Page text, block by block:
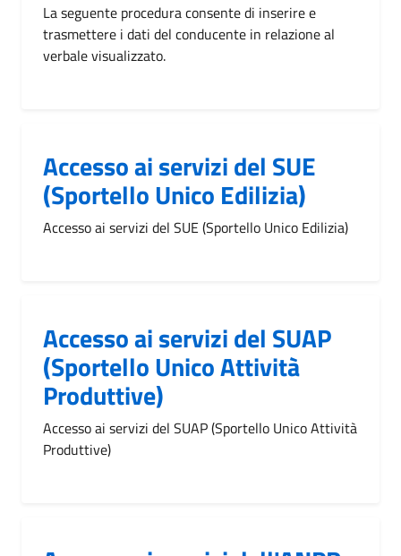
La seguente procedura consente di inserire e
trasmettere i dati del conducente in relazione al
verbale visualizzato.
Accesso ai servizi del SUE
(Sportello Unico Edilizia)
Accesso ai servizi del SUE (Sportello Unico Edilizia)
Accesso ai servizi del SUAP
(Sportello Unico Attività
Produttive)
Accesso ai servizi del SUAP (Sportello Unico Attività
Produttive)